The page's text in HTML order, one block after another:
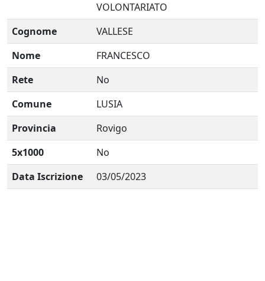
VOLONTARIATO
Cognome
VALLESE
Nome
FRANCESCO
Rete
No
Comune
LUSIA
Provincia
Rovigo
5x1000
No
Data Iscrizione
03/05/2023